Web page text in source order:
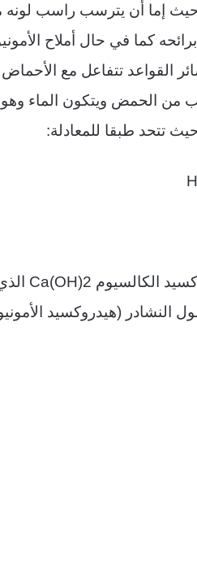
حيث إما أن يترسب راسب
كما في حال أملاح
القواعد تتفاعل مع
من الحمض ويتكون الماء
تتحد طبقا للمعادلة:
الكالسيوم Ca(OH)2
النشادر (هيدروكسيد